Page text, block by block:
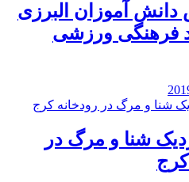
آموزان البرزی
فرهنگی ورزشی
شنا و مرگ در
کرج